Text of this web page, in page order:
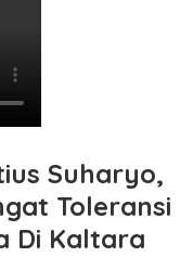
Suharyo,
Toleransi
Di Kaltara